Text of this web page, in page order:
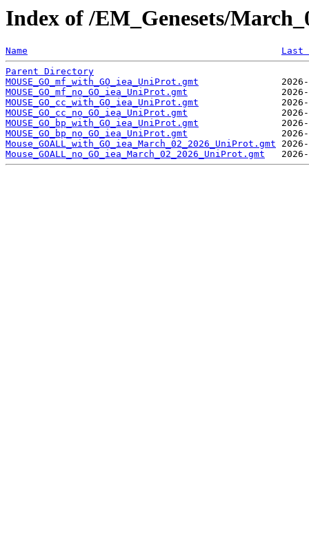
Index of /EM_Genesets/
Name
Last
Parent Directory
MOUSE_GO_mf_with_GO_iea_UniProt.gmt
MOUSE_GO_mf_no_GO_iea_UniProt.gmt
MOUSE_GO_cc_with_GO_iea_UniProt.gmt
MOUSE_GO_cc_no_GO_iea_UniProt.gmt
MOUSE_GO_bp_with_GO_iea_UniProt.gmt
MOUSE_GO_bp_no_GO_iea_UniProt.gmt
Mouse_GOALL_with_GO_iea_March_02_2026_UniProt.gmt
Mouse_GOALL_no_GO_iea_March_02_2026_UniProt.gmt